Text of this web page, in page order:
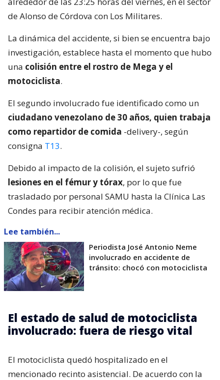
de Alonso de Córdova con Los Militares.
La dinámica del accidente, si bien se encuentra bajo
investigación, establece hasta el momento que hubo
una colisión entre el rostro de Mega y el
motociclista.
El segundo involucrado fue identificado como un
ciudadano venezolano de 30 años, quien trabaja
como repartidor de comida -delivery-, según
consigna T13.
Debido al impacto de la colisión, el sujeto sufrió
lesiones en el fémur y tórax, por lo que fue
trasladado por personal SAMU hasta la Clínica Las
Condes para recibir atención médica.
Lee también...
Periodista José Antonio Neme
involucrado en accidente de
tránsito: chocó con motociclista
El estado de salud de motociclista
involucrado: fuera de riesgo vital
El motociclista quedó hospitalizado en el
mencionado recinto asistencial. De acuerdo con la